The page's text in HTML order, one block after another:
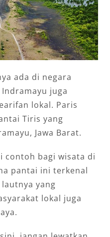
ada di negara
juga
lokal. Paris
Tiris yang
Jawa Barat.
contoh bagi wisata di
pantai ini terkenal
yang
lokal juga